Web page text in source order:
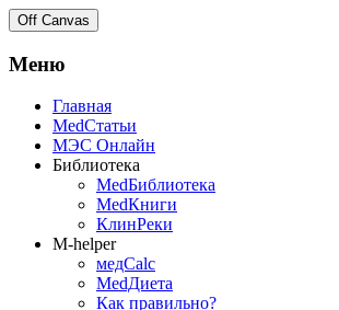
Off Canvas
Меню
Главная
MedСтатьи
МЭС Онлайн
Библиотека
MedБиблиотека
MedКниги
КлинРеки
M-helper
медCalc
MedДиета
Как правильно?